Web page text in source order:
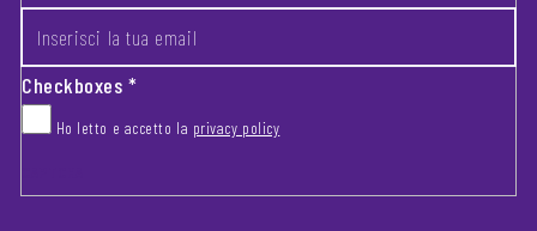
Checkboxes*
Ho letto e accetto la privacy policy